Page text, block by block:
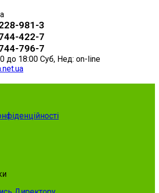
981-3
422-7
796-7
до 18:00 Суб, Нед: on-line